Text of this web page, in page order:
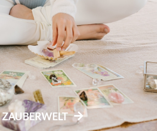
ZAUBERWELT